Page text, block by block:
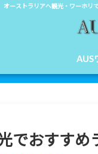
オーストラリアへ観光・ワーホリ
AUS
でおすすめ